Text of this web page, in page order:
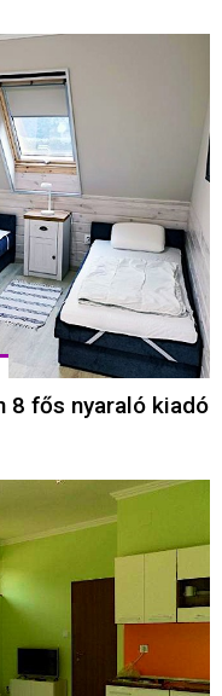
8 fős nyaraló kiadó